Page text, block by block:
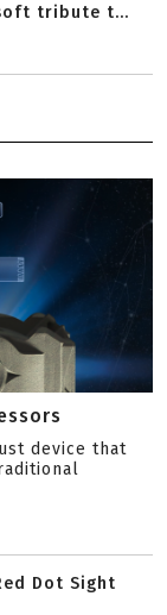
tribute t...
device that
Dot Sight